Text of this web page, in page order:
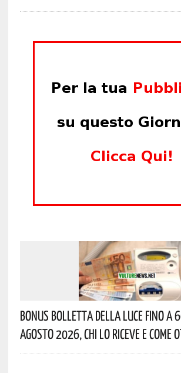
Bonus Bolletta Della Luce Fino A
Agosto 2026, Chi Lo Riceve E